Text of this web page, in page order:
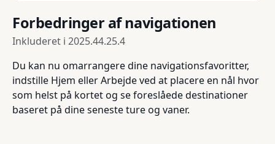
Forbedringer af navigationen
Inkluderet i 2025.44.25.4
Du kan nu omarrangere dine navigationsfavoritter,
indstille Hjem eller Arbejde ved at placere en nål hvor
som helst på kortet og se foreslåede destinationer
baseret på dine seneste ture og vaner.